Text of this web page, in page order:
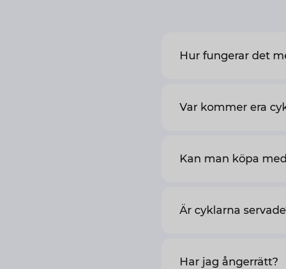
Hur fungerar det
Var kommer era
Kan man köpa
Är cyklarna
Har jag ångerrätt?